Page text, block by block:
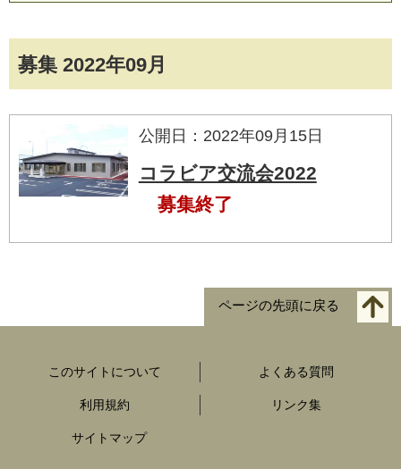
募集 2022年09月
公開日：2022年09月15日
コラビア交流会2022
募集終了
ページの先頭に戻る
このサイトについて よくある質問
利用規約 リンク集
サイトマップ